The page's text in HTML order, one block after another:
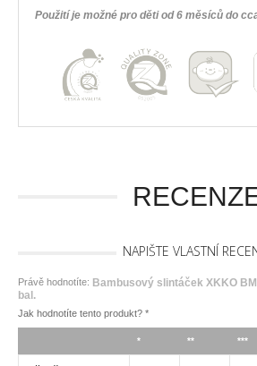
Použití je možné pro děti od 6 měsíců do
NAPIŠTE VLASTNÍ
Právě hodnotíte: Bambusový slintáček XKKO
bal.
Jak hodnotíte tento produkt? *
* ** ***